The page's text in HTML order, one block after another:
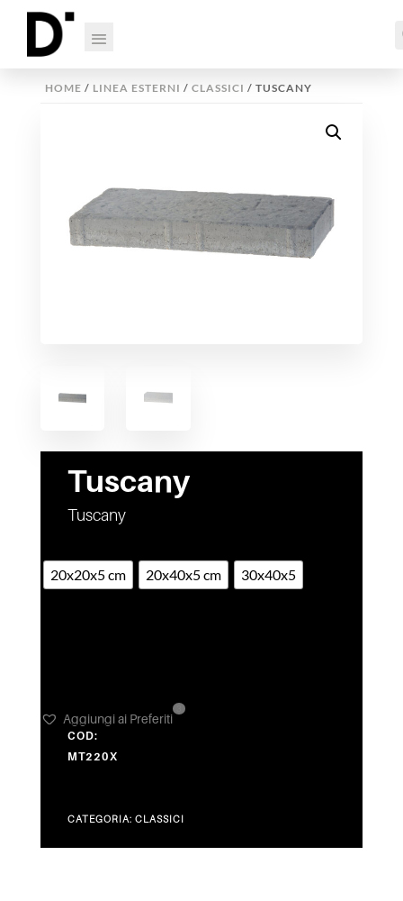
HOME / LINEA ESTERNI / CLASSICI / TUSCANY
Tuscany
Tuscany
20x20x5 cm 20x40x5 cm 30x40x5
Aggiungi ai Preferiti
COD:
MT220X
CATEGORIA: CLASSICI